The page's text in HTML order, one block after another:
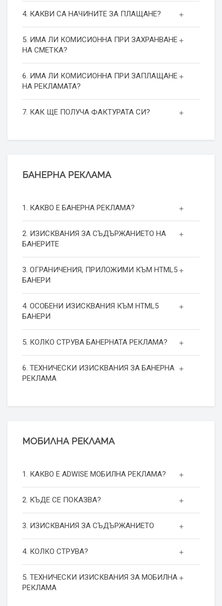
4. КАКВИ СА НАЧИНИТЕ ЗА ПЛАЩАНЕ?
5. ИМА ЛИ КОМИСИОННА ПРИ ЗАХРАНВАНЕ
НА СМЕТКА?
6. ИМА ЛИ КОМИСИОННА ПРИ ЗАПЛАЩАНЕ
НА РЕКЛАМАТА?
7. КАК ЩЕ ПОЛУЧА ФАКТУРАТА СИ?
БАНЕРНА РЕКЛАМА
1. КАКВО Е БАНЕРНА РЕКЛАМА?
2. ИЗИСКВАНИЯ ЗА СЪДЪРЖАНИЕТО НА
БАНЕРИТЕ
3. ОГРАНИЧЕНИЯ, ПРИЛОЖИМИ КЪМ HTML5
БАНЕРИ
4. ОСОБЕНИ ИЗИСКВАНИЯ КЪМ HTML5
БАНЕРИ
5. КОЛКО СТРУВА БАНЕРНАТА РЕКЛАМА?
6. ТЕХНИЧЕСКИ ИЗИСКВАНИЯ ЗА БАНЕРНА
РЕКЛАМА
МОБИЛНА РЕКЛАМА
1. КАКВО Е ADWISE МОБИЛНА РЕКЛАМА?
2. КЪДЕ СЕ ПОКАЗВА?
3. ИЗИСКВАНИЯ ЗА СЪДЪРЖАНИЕТО
4. КОЛКО СТРУВА?
5. ТЕХНИЧЕСКИ ИЗИСКВАНИЯ ЗА МОБИЛНА
РЕКЛАМА